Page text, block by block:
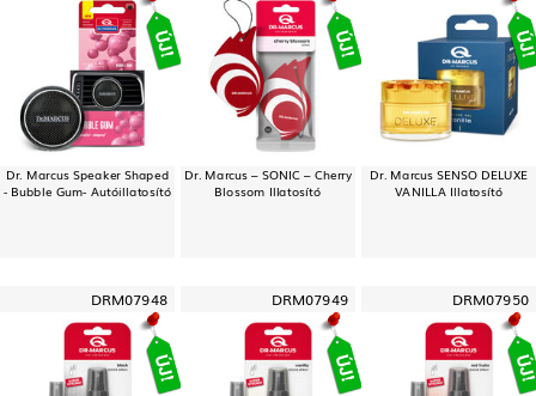
Dr. Marcus Speaker Shaped
- Bubble Gum- Autóillatosító
Dr. Marcus – SONIC – Cherry
Blossom Illatosító
Dr. Marcus SENSO DELUXE
VANILLA Illatosító
DRM07948 DRM07949 DRM07950